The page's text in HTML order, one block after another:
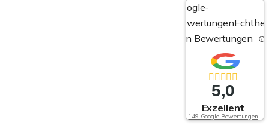
Google-
Bewertungen
von Bewertungen
5,0
Exzellent
149 Google-Bewertungen